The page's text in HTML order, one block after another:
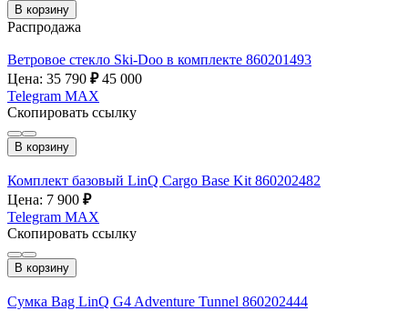
В корзину
Распродажа
Ветровое стекло Ski-Doo в комплекте 860201493
Цена: 35 790 ₽ 45 000
Telegram MAX
Скопировать ссылку
В корзину
Комплект базовый LinQ Cargo Base Kit 860202482
Цена: 7 900 ₽
Telegram MAX
Скопировать ссылку
В корзину
Сумка Bag LinQ G4 Adventure Tunnel 860202444